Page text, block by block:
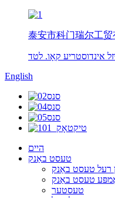
泰安市科门瑞尔工贸
אינדוסטריע קאָו. לטד
English
היים
טעסט באַנק
רעל טעסט באַנק
טעסט באַנק
טעסטער